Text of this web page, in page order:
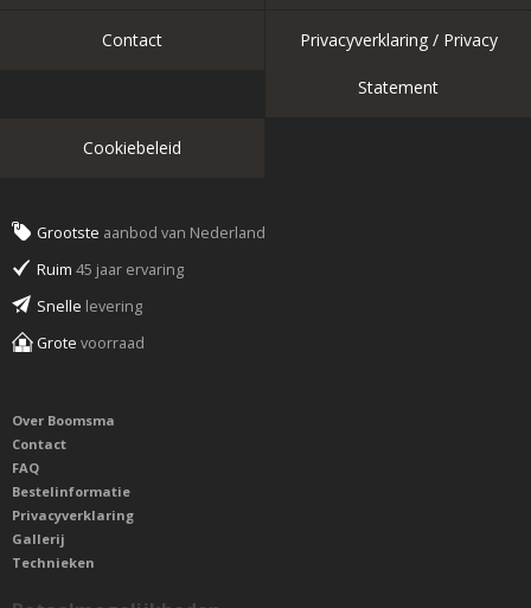
Contact Privacyverklaring / Privacy
Statement
Cookiebeleid
Grootste aanbod van Nederland
Ruim 45 jaar ervaring
Snelle levering
Grote voorraad
Over Boomsma
Contact
FAQ
Bestelinformatie
Privacyverklaring
Gallerij
Technieken